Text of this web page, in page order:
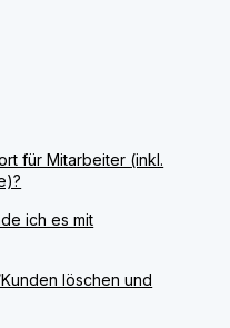
für Mitarbeiter (inkl.
ich es mit
löschen und